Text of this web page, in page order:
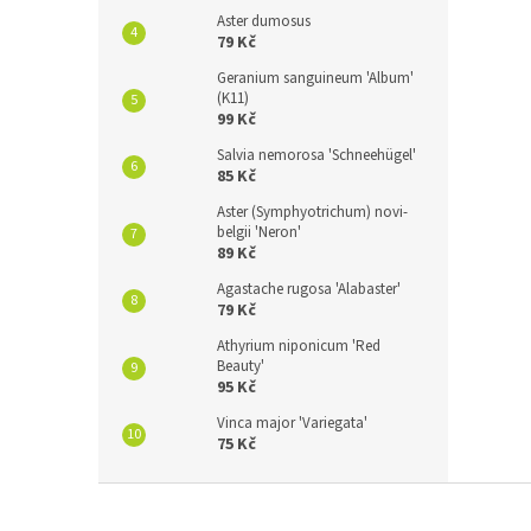
Aster dumosus
79 Kč
Geranium sanguineum 'Album'
(K11)
99 Kč
Salvia nemorosa 'Schneehügel'
85 Kč
Aster (Symphyotrichum) novi-
belgii 'Neron'
89 Kč
Agastache rugosa 'Alabaster'
79 Kč
Athyrium niponicum 'Red
Beauty'
95 Kč
Vinca major 'Variegata'
75 Kč